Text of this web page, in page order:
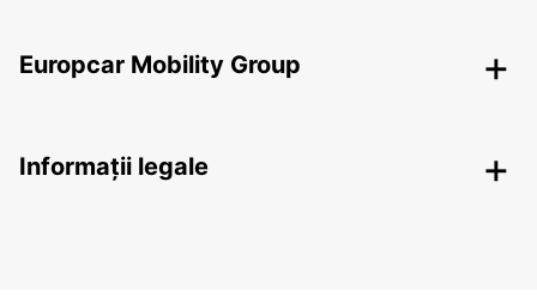
Europcar Mobility Group
Informații legale